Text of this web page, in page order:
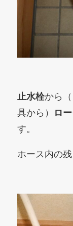
止水栓から
具から）
ロ
す。
ホース内の